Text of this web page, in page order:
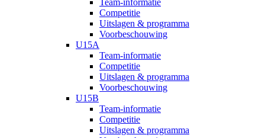
Team-informatie
Competitie
Uitslagen & programma
Voorbeschouwing
U15A
Team-informatie
Competitie
Uitslagen & programma
Voorbeschouwing
U15B
Team-informatie
Competitie
Uitslagen & programma